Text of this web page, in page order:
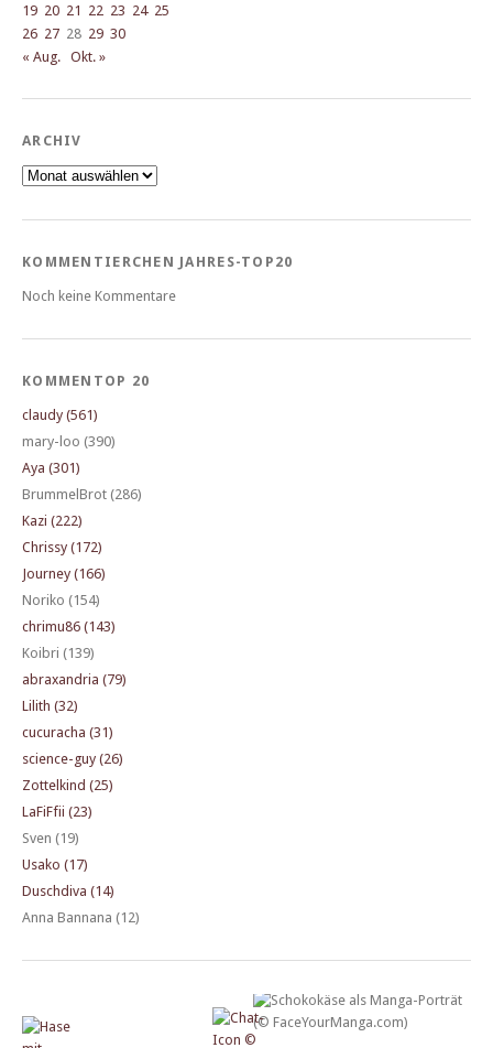
19 20 21 22 23 24 25
26 27 28 29 30
« Aug. Okt. »
ARCHIV
Archiv
KOMMENTIERCHEN JAHRES-TOP20
Noch keine Kommentare
KOMMENTOP 20
claudy (561)
mary-loo (390)
Aya (301)
BrummelBrot (286)
Kazi (222)
Chrissy (172)
Journey (166)
Noriko (154)
chrimu86 (143)
Koibri (139)
abraxandria (79)
Lilith (32)
cucuracha (31)
science-guy (26)
Zottelkind (25)
LaFiFfii (23)
Sven (19)
Usako (17)
Duschdiva (14)
Anna Bannana (12)